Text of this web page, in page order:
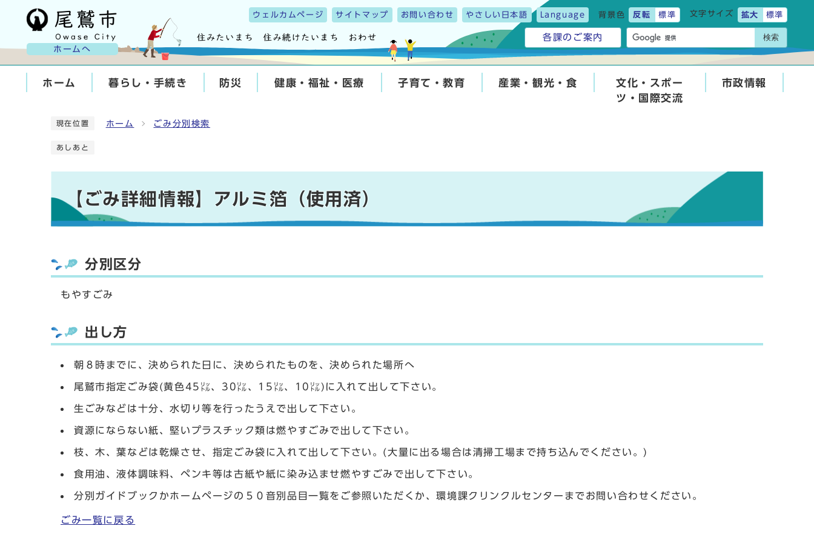
ホームへ
ウェルカムページ サイトマップ お問い合わせ やさしい日本語 Language 背景色 反転 標準 文字サイズ 拡大 標準
各課のご案内 検索
ホーム 暮らし・手続き 防災 健康・福祉・医療 子育て・教育 産業・観光・食
文化・スポー
ツ・国際交流
市政情報
現在位置 ホーム ごみ分別検索
あしあと
【ごみ詳細情報】アルミ箔（使用済）
分別区分
もやすごみ
出し方
朝８時までに、決められた日に、決められたものを、決められた場所へ
尾鷲市指定ごみ袋(黄色45㍑、30㍑、15㍑、10㍑)に入れて出して下さい。
生ごみなどは十分、水切り等を行ったうえで出して下さい。
資源にならない紙、堅いプラスチック類は燃やすごみで出して下さい。
枝、木、葉などは乾燥させ、指定ごみ袋に入れて出して下さい。(大量に出る場合は清掃工場まで持ち込んでください。)
食用油、液体調味料、ペンキ等は古紙や紙に染み込ませ燃やすごみで出して下さい。
分別ガイドブックかホームページの５０音別品目一覧をご参照いただくか、環境課クリンクルセンターまでお問い合わせください。
ごみ一覧に戻る